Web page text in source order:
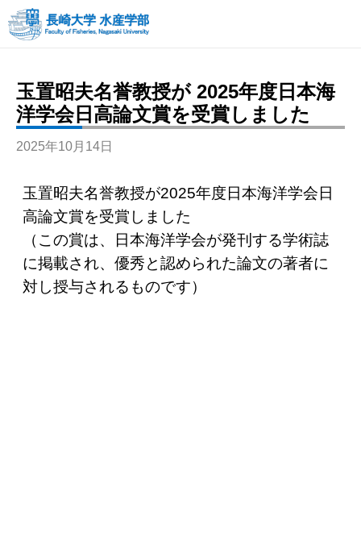
玉置昭夫名誉教授が 2025年度日本海
洋学会日高論文賞を受賞しました
2025年10月14日
玉置昭夫名誉教授が2025年度日本海洋学会日
高論文賞を受賞しました
（この賞は、日本海洋学会が発刊する学術誌
に掲載され、優秀と認められた論文の著者に
対し授与されるものです）